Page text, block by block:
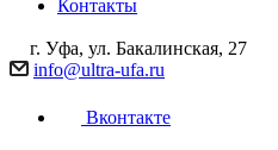
Контакты
г. Уфа, ул. Бакалинская, 27
info@ultra-ufa.ru
Вконтакте